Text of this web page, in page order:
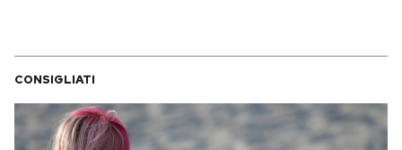
CONSIGLIATI